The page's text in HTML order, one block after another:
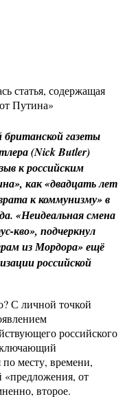
статья, содержащая
Путина»
газеты
(Nick Butler)
к российским
как «двадцать лет
к коммунизму» в
«Неидеальная смена
кво», подчеркнул
из Мордора» ещё
российской
С личной точкой
российского
месту, времени,
«предложения, от
второе.